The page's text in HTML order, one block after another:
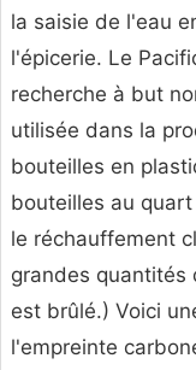
la saisie de l'eau
l'épicerie. Le
recherche à but
utilisée dans la
bouteilles en
bouteilles au
le réchauffement
grandes quantités
est brûlé.) Voici
l'empreinte